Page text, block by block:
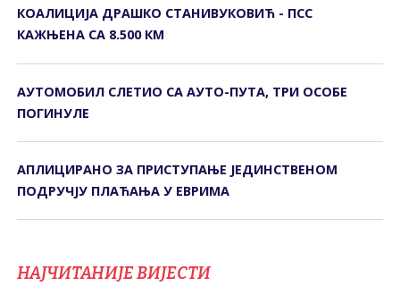
КОАЛИЦИЈА ДРАШКО СТАНИВУКОВИЋ - ПСС
КАЖЊЕНА СА 8.500 КМ
АУТОМОБИЛ СЛЕТИО СА АУТО-ПУТА, ТРИ ОСОБЕ
ПОГИНУЛЕ
АПЛИЦИРАНО ЗА ПРИСТУПАЊЕ ЈЕДИНСТВЕНОМ
ПОДРУЧЈУ ПЛАЋАЊА У ЕВРИМА
НАЈЧИТАНИЈЕ ВИЈЕСТИ